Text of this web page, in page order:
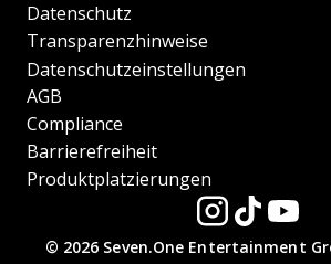
Datenschutz
Transparenzhinweise
Datenschutzeinstellungen
AGB
Compliance
Barrierefreiheit
Produktplatzierungen
© 2026 Seven.One Entertainment